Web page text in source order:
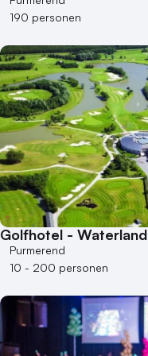
190 personen
Golfhotel - Waterland
Purmerend
10 - 200 personen